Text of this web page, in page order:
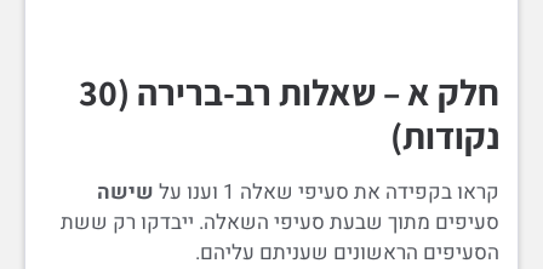
חלק א – שאלות רב-ברירה (30
נקודות)
קראו בקפידה את סעיפי שאלה 1 וענו על
שישה
סעיפים מתוך שבעת סעיפי השאלה. ייבדקו רק ששת
הסעיפים הראשונים שעניתם עליהם.